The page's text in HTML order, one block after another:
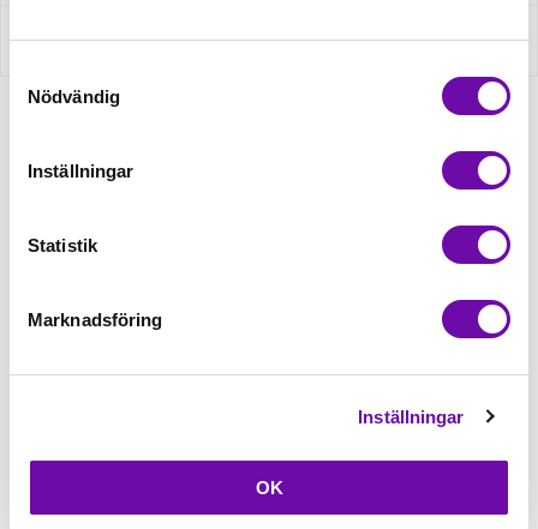
Nödvändig
Inställningar
Statistik
Marknadsföring
Inställningar
OK
Recensioner
Läs mer
Janome